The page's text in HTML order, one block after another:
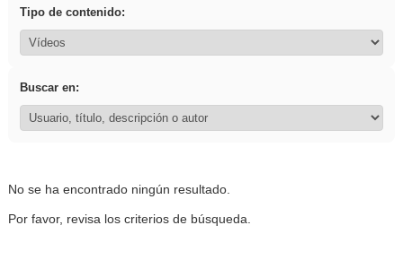
Tipo de contenido:
Buscar en:
No se ha encontrado ningún resultado.
Por favor, revisa los criterios de búsqueda.